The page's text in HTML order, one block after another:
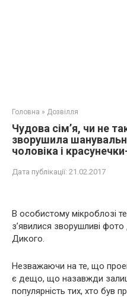
Головна » Дозвілля
Чудова сім’я, чи не
зворушила
чоловіка і
Дата публікації: 21.02.2017
В особистому мікроблозі
з’явилися зворушливі
Дикого.
Незважаючи на те, що
є дещо, що назавжди
популярність тих, хто був